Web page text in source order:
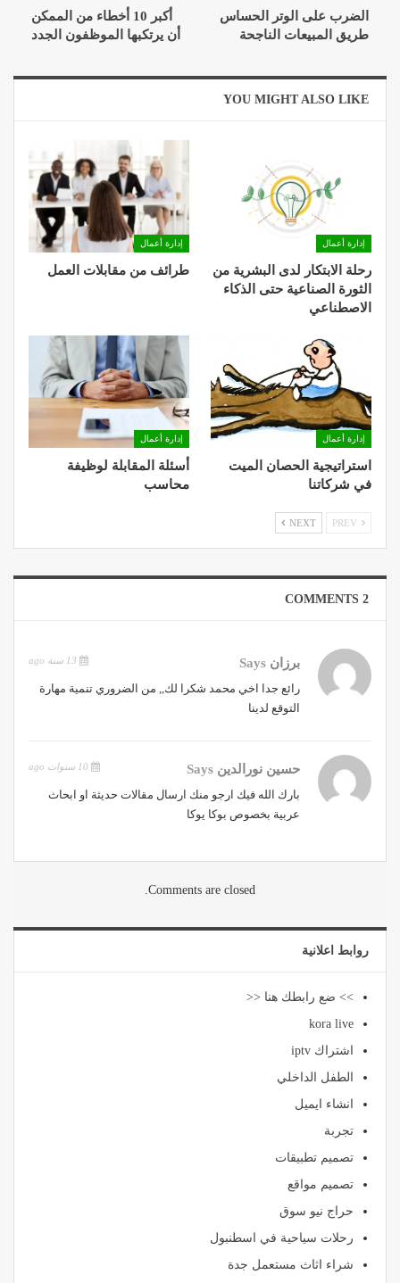
الضرب على الوتر الحساس
طريق المبيعات الناجحة
أكبر 10 أخطاء من الممكن
أن يرتكبها الموظفون الجدد
YOU MIGHT ALSO LIKE
إدارة أعمال
رحلة الابتكار لدى البشرية من
الثورة الصناعية حتى الذكاء
الاصطناعي
إدارة أعمال
طرائف من مقابلات العمل
إدارة أعمال
استراتيجية الحصان الميت
في شركاتنا
إدارة أعمال
أسئلة المقابلة لوظيفة
محاسب
NEXT
2 COMMENTS
برزان Says
رائع جدا اخي محمد شكرا لك,, من الضروري تنمية مهارة
التوقع لدينا
حسين نورالدين Says
بارك الله فيك ارجو منك ارسال مقالات حديثة او ابحاث
عربية بخصوص بوكا يوكا
Comments are closed.
روابط اعلانية
>> ضع رابطك هنا <<
kora live
اشتراك iptv
الطفل الداخلي
انشاء ايميل
تجربة
تصميم تطبيقات
تصميم مواقع
حراج نيو سوق
رحلات سياحية في اسطنبول
شراء اثاث مستعمل جدة